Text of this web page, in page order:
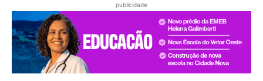
publicidade